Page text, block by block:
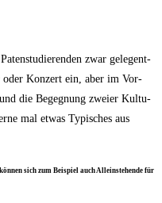
zwar gele­gent­
oder Kon­zert ein, aber im Vor­
die Begeg­nung zwei­er Kul­tu­
mal etwas Typi­sches aus
sich zum Bei­spiel auch Allein­ste­hen­de für